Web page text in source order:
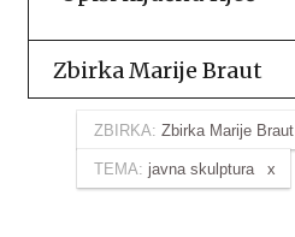
Zbirka Marije Braut
ZBIRKA: Zbirka Marije Braut
TEMA: javna skulptura